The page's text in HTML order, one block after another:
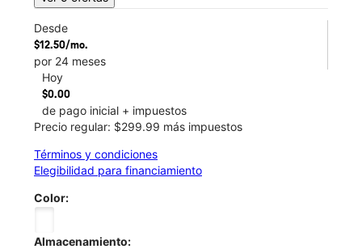
Desde
$12.50/mo.
por 24 meses
Hoy
$0.00
de pago inicial + impuestos
Precio regular: $299.99 más impuestos
Términos y condiciones
Elegibilidad para financiamiento
Color:
Almacenamiento: